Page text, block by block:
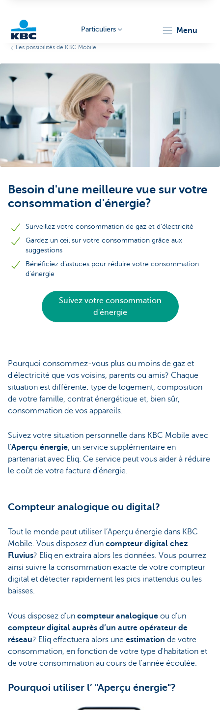
Particuliers menu
Les possibilités de KBC Mobile
Besoin d'une meilleure vue sur votre
consommation d'énergie?
Surveillez votre consommation de gaz et d'électricité
Gardez un œil sur votre consommation grâce aux
suggestions
Bénéficiez d’astuces pour réduire votre consommation
d'énergie
Suivez votre consommation
d'énergie
Pourquoi consommez-vous plus ou moins de gaz et
d'électricité que vos voisins, parents ou amis? Chaque
situation est différente: type de logement, composition
de votre famille, contrat énergétique et, bien sûr,
consommation de vos appareils.
Suivez votre situation personnelle dans KBC Mobile avec
l’Aperçu énergie, un service supplémentaire en
partenariat avec Eliq. Ce service peut vous aider à réduire
le coût de votre facture d’énergie.
Compteur analogique ou digital?
Tout le monde peut utiliser l’Aperçu énergie dans KBC
Mobile. Vous disposez d’un compteur digital chez
Fluvius? Eliq en extraira alors les données. Vous pourrez
ainsi suivre la consommation exacte de votre compteur
digital et détecter rapidement les pics inattendus ou les
baisses.
Vous disposez d’un compteur analogique ou d’un
compteur digital auprès d’un autre opérateur de
réseau? Eliq effectuera alors une estimation de votre
consommation, en fonction de votre type d'habitation et
de votre consommation au cours de l'année écoulée.
Pourquoi utiliser l’ "Aperçu énergie"?